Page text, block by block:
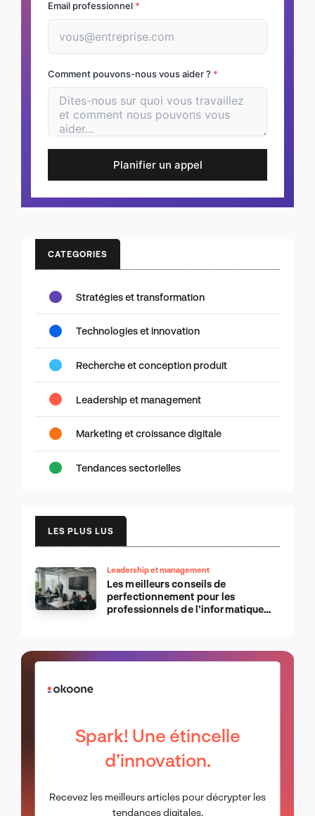
Email professionnel *
Comment pouvons-nous vous aider ? *
Planifier un appel
CATEGORIES
Stratégies et transformation
Technologies et innovation
Recherche et conception produit
Leadership et management
Marketing et croissance digitale
Tendances sectorielles
LES PLUS LUS
Leadership et management
Les meilleurs conseils de
perfectionnement pour les
professionnels de l’informatique
Spark! Une étincelle
d’innovation.
Recevez les meilleurs articles pour décrypter les
tendances digitales.